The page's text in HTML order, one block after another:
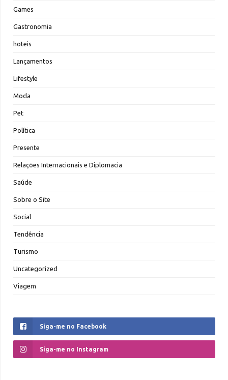
Games
Gastronomia
hoteis
Lançamentos
Lifestyle
Moda
Pet
Política
Presente
Relações Internacionais e Diplomacia
Saúde
Sobre o Site
Social
Tendência
Turismo
Uncategorized
Viagem
Siga-me no Facebook
Siga-me no Instagram